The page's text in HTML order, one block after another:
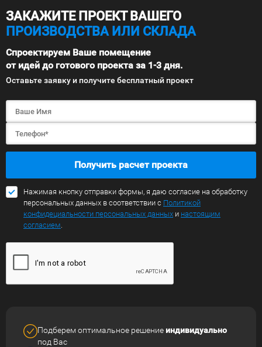
ЗАКАЖИТЕ ПРОЕКТ ВАШЕГО
ПРОИЗВОДСТВА ИЛИ СКЛАДА
Спроектируем Ваше помещение
от идей до готового проекта за 1-3 дня.
Оставьте заявку и получите бесплатный проект
Получить расчет проекта
Нажимая кнопку отправки формы, я даю согласие на обработку
персональных данных в соответствии с Политикой
конфидециальности персональных данных и настоящим
согласием
Подберем оптимальное решение индивидуально
под Вас